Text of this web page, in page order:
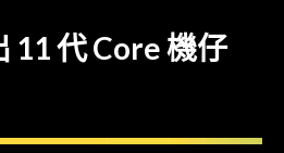
11 代 Core 機仔